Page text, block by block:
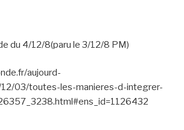
du 4/12/8(paru le 3/12/8 PM)
aujourd-
03/toutes-les-manieres-d-integrer-